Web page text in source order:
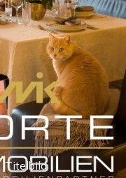
Titelbild